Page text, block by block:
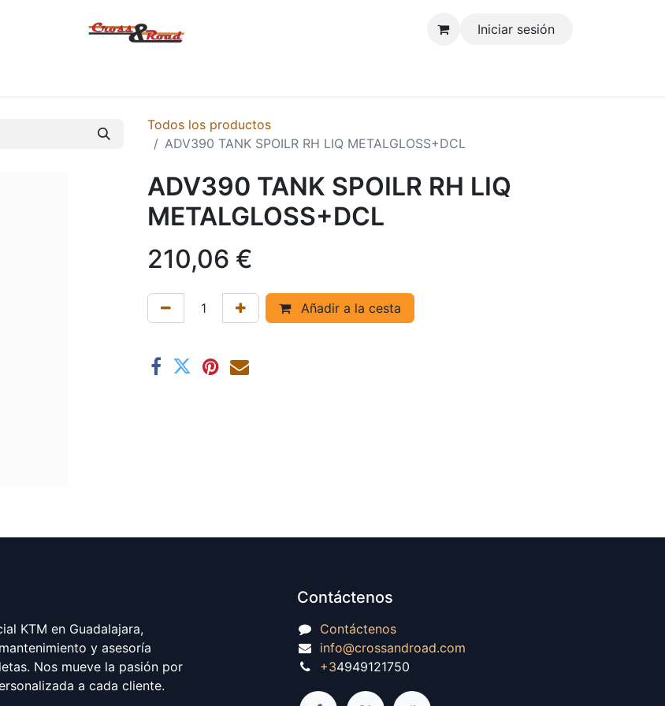
Iniciar sesión
Todos los productos
ADV390 TANK SPOILR RH LIQ METALGLOSS+DCL
ADV390 TANK SPOILR RH LIQ
METALGLOSS+DCL
210,06 €
Añadir a la cesta
KTM en Guadalajara,
y asesoría
Nos mueve la pasión por
a cada cliente.
Contáctenos
Contáctenos
info@crossandroad.com
+34949121750